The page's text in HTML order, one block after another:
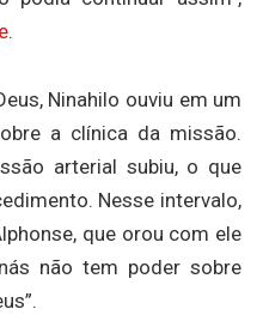
.
Ninahilo ouviu em um
a clínica da missão.
arterial subiu, o que
Nesse intervalo,
que orou com ele
não tem poder sobre